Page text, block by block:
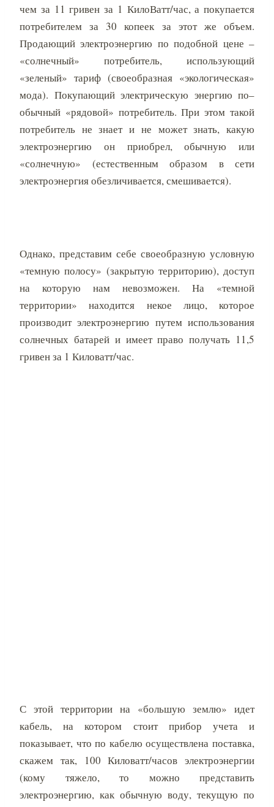
чем за 11 гривен за 1 КилоВатт/час, а покупается
потребителем за 30 копеек за этот же объем.
Продающий электроэнергию по подобной цене –
«солнечный» потребитель, использующий
«зеленый» тариф (своеобразная «экологическая»
мода). Покупающий электрическую энергию по–
обычный «рядовой» потребитель. При этом такой
потребитель не знает и не может знать, какую
электроэнергию он приобрел, обычную или
«солнечную» (естественным образом в сети
электроэнергия обезличивается, смешивается).
Однако, представим себе своеобразную условную
«темную полосу» (закрытую территорию), доступ
на которую нам невозможен. На «темной
территории» находится некое лицо, которое
производит электроэнергию путем использования
солнечных батарей и имеет право получать 11,5
гривен за 1 Киловатт/час.
С этой территории на «большую землю» идет
кабель, на котором стоит прибор учета и
показывает, что по кабелю осуществлена поставка,
скажем так, 100 Киловатт/часов электроэнергии
(кому тяжело, то можно представить
электроэнергию, как обычную воду, текущую по